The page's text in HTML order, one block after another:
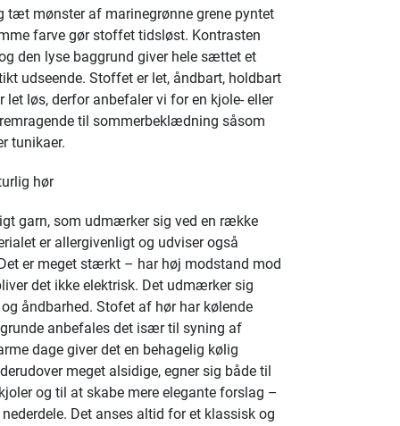
tæt mønster af marinegrønne grene pyntet
farve gør stoffet tidsløst. Kontrasten
den lyse baggrund giver hele sættet et
udseende. Stoffet er let, åndbart, holdbart
løs, derfor anbefaler vi for en kjole- eller
til sommerbeklædning såsom
tunikaer.
hør
garn, som udmærker sig ved en række
er allergivenligt og udviser også
er meget stærkt – har høj modstand mod
det ikke elektrisk. Det udmærker sig
åndbarhed. Stofet af hør har kølende
anbefales det især til syning af
dage giver det en behagelig kølig
meget alsidige, egner sig både til
og til at skabe mere elegante forslag –
Det anses altid for et klassisk og